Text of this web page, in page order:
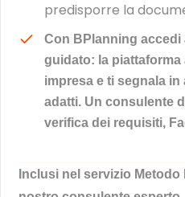
predisporre la
Con BPlanning accedi
guidato: la
impresa e ti segnala
adatti. Un consulente
verifica dei requisiti,
Inclusi nel servizio